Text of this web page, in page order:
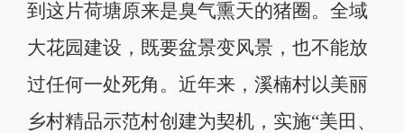
到这片荷塘原来是臭气熏天的猪圈。全域
大花园建设，既要盆景变风景，也不能放
过任何一处死角。近年来，溪楠村以美丽
乡村精品示范村创建为契机，实施“美田、